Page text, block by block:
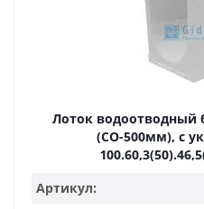
Лоток водоотводный
(СО-500мм), с
Артикул: